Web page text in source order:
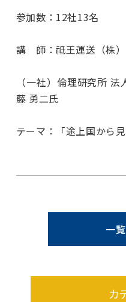
参加数：12社13名
講 師：祗王運送（株
（一社）倫理研究所
藤 勇二氏
テーマ：「途上国から見
一
カ